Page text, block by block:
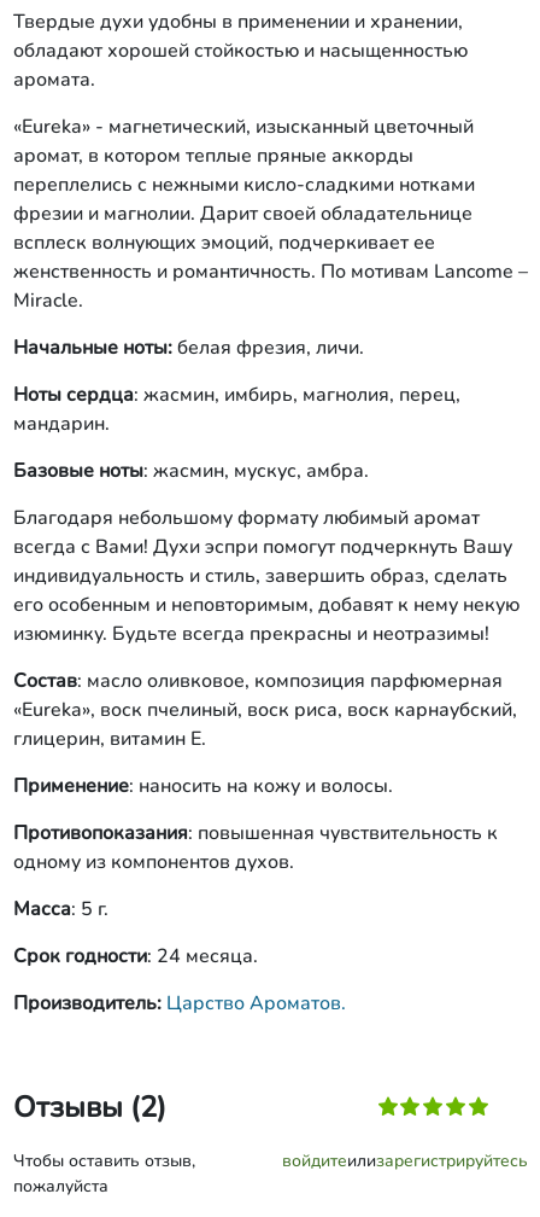
Твердые духи удобны в применении и хранении,
обладают хорошей стойкостью и насыщенностью
аромата.
«Eureka» - магнетический, изысканный цветочный
аромат, в котором теплые пряные аккорды
переплелись с нежными кисло-сладкими нотками
фрезии и магнолии. Дарит своей обладательнице
всплеск волнующих эмоций, подчеркивает ее
женственность и романтичность. По мотивам Lancome –
Miracle.
Начальные ноты:белая фрезия, личи.
Ноты сердца: жасмин, имбирь, магнолия, перец,
мандарин.
Базовые ноты: жасмин, мускус, амбра.
Благодаря небольшому формату любимый аромат
всегда с Вами! Духи эспри помогут подчеркнуть Вашу
индивидуальность и стиль, завершить образ, сделать
его особенным и неповторимым, добавят к нему некую
изюминку. Будьте всегда прекрасны и неотразимы!
Состав: масло оливковое, композиция парфюмерная
«Eureka», воск пчелиный, воск риса, воск карнаубский,
глицерин, витамин Е.
Применение: наносить на кожу и волосы.
Противопоказания: повышенная чувствительность к
одному из компонентов духов.
Масса: 5 г.
Срок годности: 24 месяца.
Производитель: Царство Ароматов.
Отзывы (2)
Чтобы оставить отзыв,
пожалуйста
войдитеилизарегистрируйтесь